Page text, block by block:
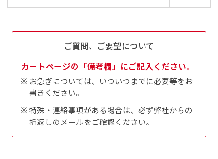
ご質問、ご要望について
カートページの「備考欄」にご記入ください。
お急ぎについては、いついつまでに必要等をお
書きください。
特殊・連絡事項がある場合は、必ず弊社からの
折返しのメールをご確認ください。